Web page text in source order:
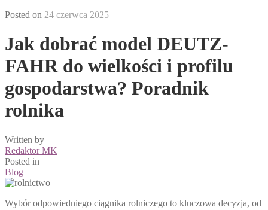
Posted on 24 czerwca 2025
Jak dobrać model DEUTZ-
FAHR do wielkości i profilu
gospodarstwa? Poradnik
rolnika
Written by
Redaktor MK
Posted in
Blog
Wybór odpowiedniego ciągnika rolniczego to kluczowa decyzja, od